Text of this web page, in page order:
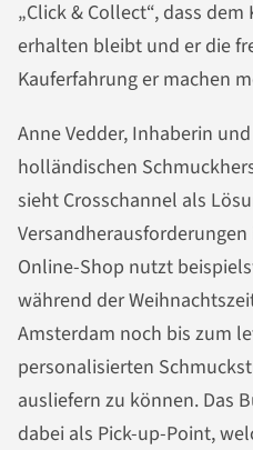
„Click & Collect“, dass
erhalten bleibt und er die
Kauferfahrung er machen
Anne Vedder, Inhaberin
holländischen
sieht Crosschannel als
Online-Shop nutzt
während der
Amsterdam noch bis zum
personalisierten
ausliefern zu können. Das
dabei als Pick-up-Point,